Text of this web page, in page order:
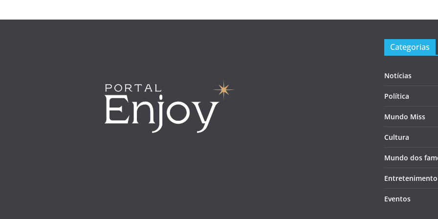
Categorias
Notícias
Política
Mundo Miss
Cultura
Mundo dos
Entretenimento
Eventos